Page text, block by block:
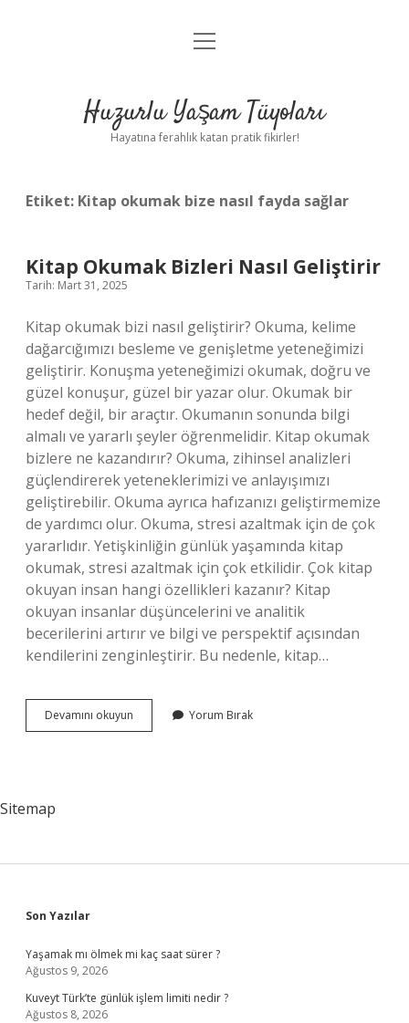
Anasayfa
Yasal Uyarı
menüyü
Huzurlu Yaşam Tüyoları
Hayatına ferahlık katan pratik fikirler!
Etiket: Kitap okumak bize nasıl fayda sağlar
Kitap Okumak Bizleri Nasıl Geliştirir
Tarih: Mart 31, 2025
Kitap okumak bizi nasıl geliştirir? Okuma, kelime
dağarcığımızı besleme ve genişletme yeteneğimizi
geliştirir. Konuşma yeteneğimizi okumak, doğru ve
güzel konuşur, güzel bir yazar olur. Okumak bir
hedef değil, bir araçtır. Okumanın sonunda bilgi
almalı ve yararlı şeyler öğrenmelidir. Kitap okumak
bizlere ne kazandırır? Okuma, zihinsel analizleri
güçlendirerek yeteneklerimizi ve anlayışımızı
geliştirebilir. Okuma ayrıca hafızanızı geliştirmemize
de yardımcı olur. Okuma, stresi azaltmak için de çok
yararlıdır. Yetişkinliğin günlük yaşamında kitap
okumak, stresi azaltmak için çok etkilidir. Çok kitap
okuyan insan hangi özellikleri kazanır? Kitap
okuyan insanlar düşüncelerini ve analitik
becerilerini artırır ve bilgi ve perspektif açısından
kendilerini zenginleştirir. Bu nedenle, kitap…
Devamını okuyun
Okumak
Yorum Bırak
Sitemap
Sidebar
Son Yazılar
Yaşamak mı ölmek mi kaç saat sürer ?
Ağustos 9, 2026
Kuveyt Türk’te günlük işlem limiti nedir ?
Ağustos 8, 2026